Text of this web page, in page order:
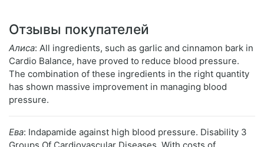
Отзывы покупателей
Алиса: All ingredients, such as garlic and cinnamon bark in
Cardio Balance, have proved to reduce blood pressure.
The combination of these ingredients in the right quantity
has shown massive improvement in managing blood
pressure.
Ева: Indapamide against high blood pressure. Disability 3